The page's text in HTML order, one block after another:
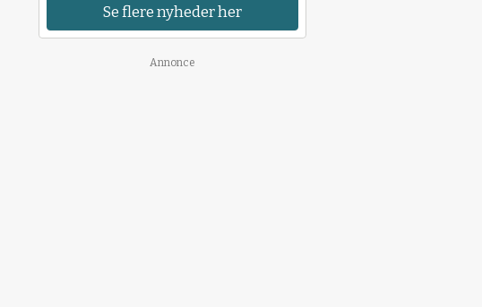
Se flere nyheder her
Annonce